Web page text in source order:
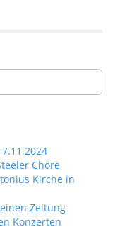
Chöre
Kirche in
Zeitung
Konzerten